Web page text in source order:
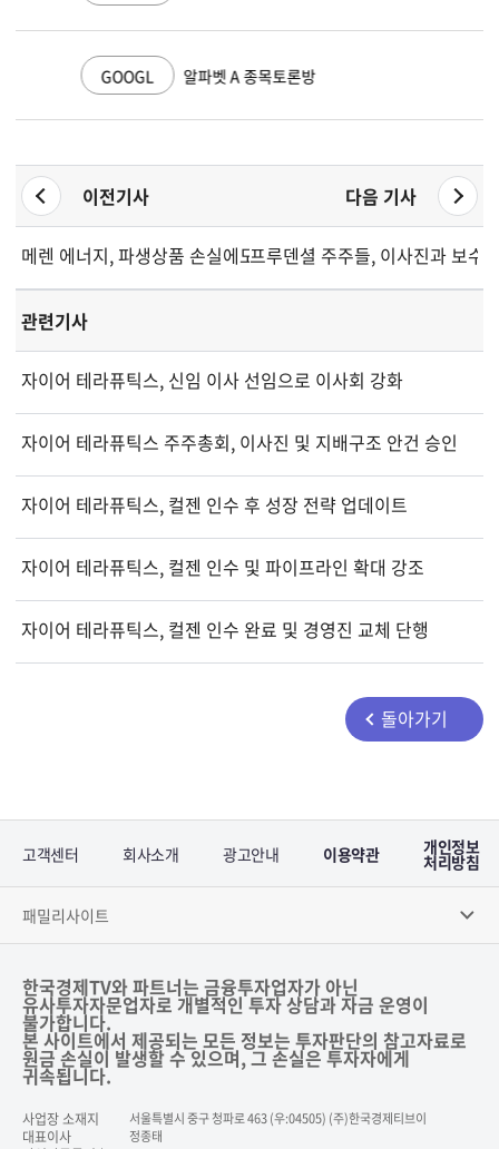
GOOGL 알파벳 A 종목토론방
이전기사 다음 기사
메렌 에너지, 파생상품 손실에도 강력한 현금 창출 기록...부채
프루덴셜 주주들, 이사진과 보수
관련기사
자이어 테라퓨틱스, 신임 이사 선임으로 이사회 강화
자이어 테라퓨틱스 주주총회, 이사진 및 지배구조 안건 승인
자이어 테라퓨틱스, 컬젠 인수 후 성장 전략 업데이트
자이어 테라퓨틱스, 컬젠 인수 및 파이프라인 확대 강조
자이어 테라퓨틱스, 컬젠 인수 완료 및 경영진 교체 단행
돌아가기
고객센터 회사소개 광고안내 이용약관 개인정보
처리방침
패밀리사이트
한국경제TV와 파트너는 금융투자업자가 아닌
유사투자자문업자로 개별적인 투자 상담과 자금 운영이
불가합니다.
본 사이트에서 제공되는 모든 정보는 투자판단의 참고자료로
원금 손실이 발생할 수 있으며, 그 손실은 투자자에게
귀속됩니다.
사업장 소재지 서울특별시 중구 청파로 463 (우:04505) (주)한국경제티브이
대표이사 정종태